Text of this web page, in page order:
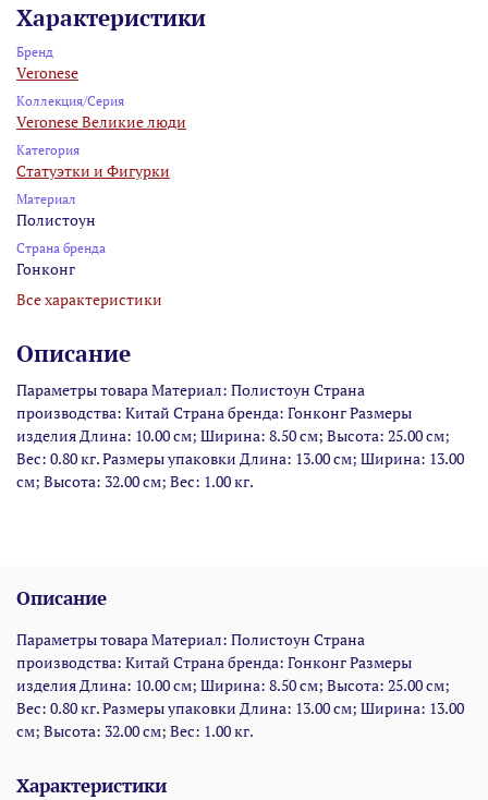
Характеристики
Бренд
Veronese
Коллекция/Серия
Veronese Великие люди
Категория
Статуэтки и Фигурки
Материал
Полистоун
Страна бренда
Гонконг
Все характеристики
Описание
Параметры товара Материал: Полистоун Страна
производства: Китай Страна бренда: Гонконг Размеры
изделия Длина: 10.00 см; Ширина: 8.50 см; Высота: 25.00 см;
Вес: 0.80 кг. Размеры упаковки Длина: 13.00 см; Ширина: 13.00
см; Высота: 32.00 см; Вес: 1.00 кг.
Описание
Параметры товара Материал: Полистоун Страна
производства: Китай Страна бренда: Гонконг Размеры
изделия Длина: 10.00 см; Ширина: 8.50 см; Высота: 25.00 см;
Вес: 0.80 кг. Размеры упаковки Длина: 13.00 см; Ширина: 13.00
см; Высота: 32.00 см; Вес: 1.00 кг.
Характеристики